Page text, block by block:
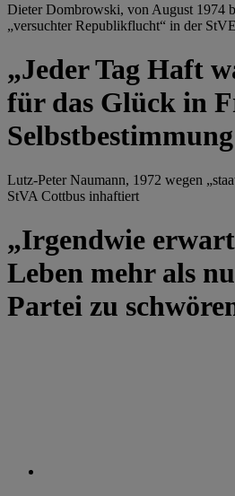
Dieter Dombrowski, von August 1974
„versuchter Republikflucht“ in der
„Jeder Tag Haft
für das Glück in
Lutz-Peter Naumann, 1972 wegen
StVA Cottbus inhaftiert
„Irgendwie
Leben mehr als
Partei zu